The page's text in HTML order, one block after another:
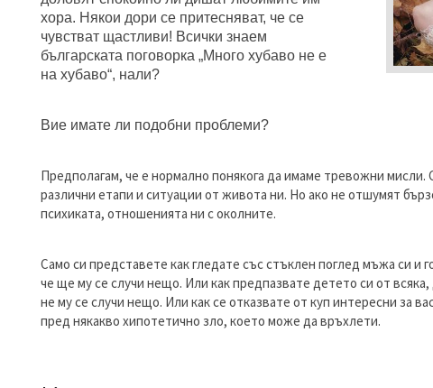
хора. Някои дори се притесняват, че се
чувстват щастливи! Всички знаем
българската поговорка „Много хубаво не е
на хубаво“, нали?
Вие имате ли подобни проблеми?
Предполагам, че е нормално понякога да имаме тревожни мисли.
различни етапи и ситуации от живота ни. Но ако не отшумят
психиката, отношенията ни с околните.
Само си представете как гледате със стъклен поглед мъжа си и
че ще му се случи нещо. Или как предпазвате детето си от
не му се случи нещо. Или как се отказвате от куп интересни за
пред някакво хипотетично зло, което може да връхлети.